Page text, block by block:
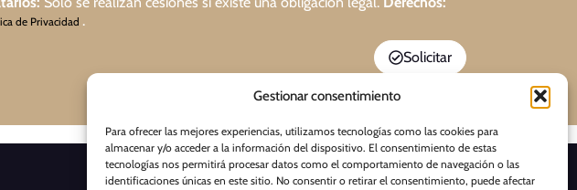
Gestionar consentimiento
Para ofrecer las mejores experiencias, utilizamos tecnologías como las cookies para
almacenar y/o acceder a la información del dispositivo. El consentimiento de estas
tecnologías nos permitirá procesar datos como el comportamiento de navegación o las
identificaciones únicas en este sitio. No consentir o retirar el consentimiento, puede afectar
de Privacidad .
Solicitar
D E S C A R G A S